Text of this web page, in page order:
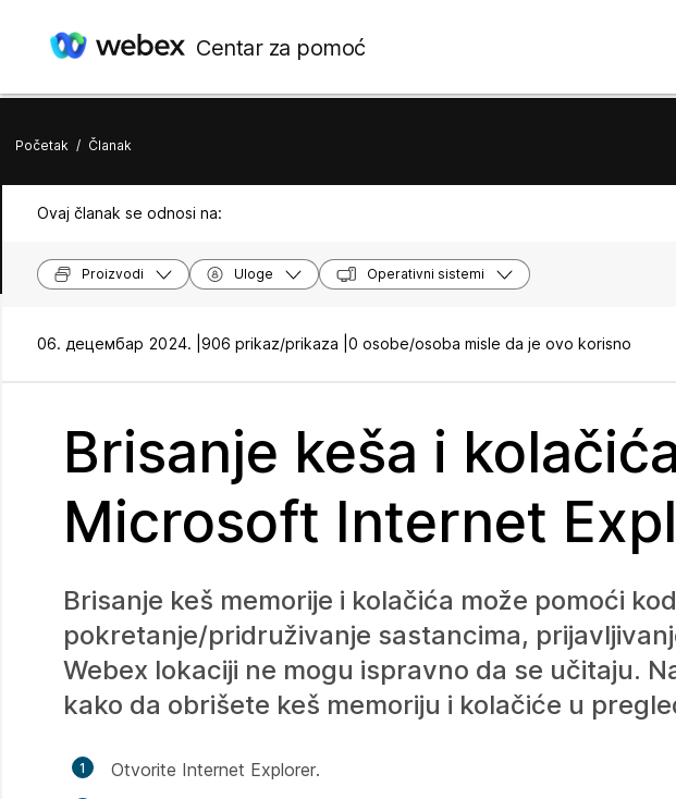
Centar za pomoć
Početak / Članak
Ovaj članak se odnosi na:
Proizvodi Uloge Operativni sistemi
06. децембар 2024. | 906 prikaz/prikaza | 0 osobe/osoba misle da je ovo korisno
Brisanje keša i
Microsoft Internet
Brisanje keš memorije i kolačića može pomoći
pokretanje/pridruživanje sastancima,
Webex lokaciji ne mogu ispravno da se učitaju.
kako da obrišete keš memoriju i kolačiće u
Otvorite Internet Explorer.